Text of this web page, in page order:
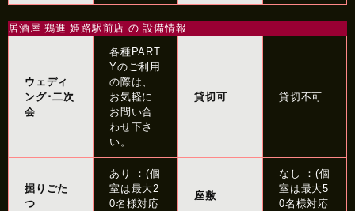
居酒屋 鶏進 姫路駅前店 の 設備情報
ウェディ
ング･二次
会
各種PART
Yのご利用
の際は、
お気軽に
お問い合
わせ下さ
い。
貸切可 貸切不可
掘りごた
つ
あり ：(個
室は最大2
0名様対応
座敷
なし ：(個
室は最大5
0名様対応